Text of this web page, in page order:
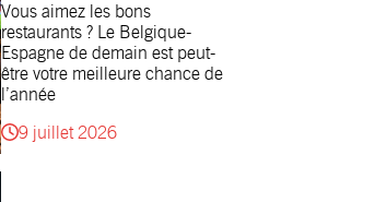
Vous aimez les bons
restaurants ? Le Belgique-
Espagne de demain est peut-
être votre meilleure chance de
l’année
9 juillet 2026